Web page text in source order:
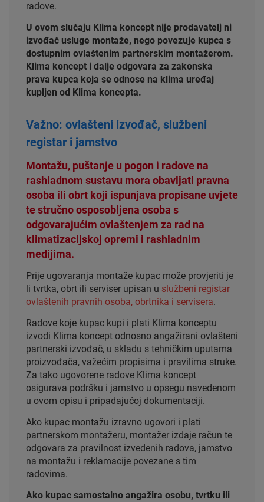
radove.
U ovom slučaju Klima koncept nije prodavatelj ni
izvođač usluge montaže, nego povezuje kupca s
dostupnim ovlaštenim partnerskim montažerom.
Klima koncept i dalje odgovara za zakonska
prava kupca koja se odnose na klima uređaj
kupljen od Klima koncepta.
Važno: ovlašteni izvođač, službeni
registar i jamstvo
Montažu, puštanje u pogon i radove na
rashladnom sustavu mora obavljati pravna
osoba ili obrt koji ispunjava propisane uvjete
te stručno osposobljena osoba s
odgovarajućim ovlaštenjem za rad na
klimatizacijskoj opremi i rashladnim
medijima.
Prije ugovaranja montaže kupac može provjeriti je
li tvrtka, obrt ili serviser upisan u službeni registar
ovlaštenih pravnih osoba, obrtnika i servisera.
Radove koje kupac kupi i plati Klima konceptu
izvodi Klima koncept odnosno angažirani ovlašteni
partnerski izvođač, u skladu s tehničkim uputama
proizvođača, važećim propisima i pravilima struke.
Za tako ugovorene radove Klima koncept
osigurava podršku i jamstvo u opsegu navedenom
u ovom opisu i pripadajućoj dokumentaciji.
Ako kupac montažu izravno ugovori i plati
partnerskom montažeru, montažer izdaje račun te
odgovara za pravilnost izvedenih radova, jamstvo
na montažu i reklamacije povezane s tim
radovima.
Ako kupac samostalno angažira osobu, tvrtku ili